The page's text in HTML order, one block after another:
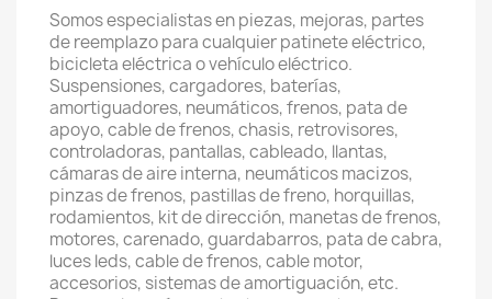
Somos especialistas en piezas, mejoras, partes
de reemplazo para cualquier patinete eléctrico,
bicicleta eléctrica o vehículo eléctrico.
Suspensiones, cargadores, baterías,
amortiguadores, neumáticos, frenos, pata de
apoyo, cable de frenos, chasis, retrovisores,
controladoras, pantallas, cableado, llantas,
cámaras de aire interna, neumáticos macizos,
pinzas de frenos, pastillas de freno, horquillas,
rodamientos, kit de dirección, manetas de frenos,
motores, carenado, guardabarros, pata de cabra,
luces leds, cable de frenos, cable motor,
accesorios, sistemas de amortiguación, etc.